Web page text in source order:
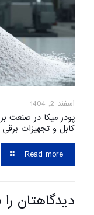
اسفند 2, 1404
پودر میکا در صنعت
کابل و تجهیزات برقی
Read more
دیدگاهتان